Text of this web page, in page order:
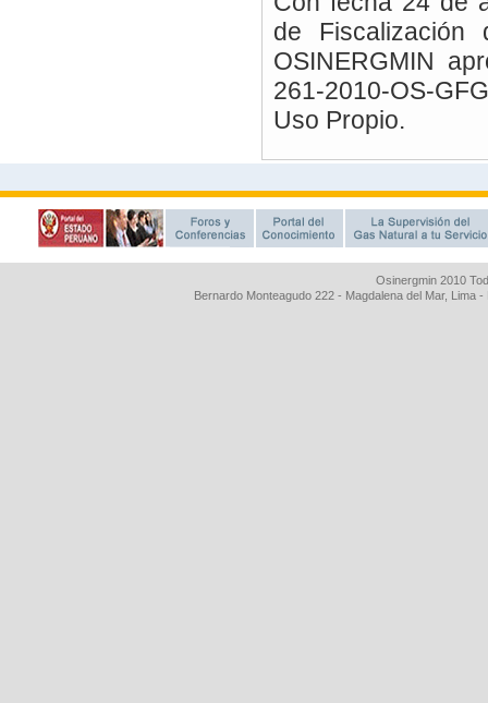
Osinergmin 2010
Bernardo Monteagudo 222 - Magdalena del Mar, Lima